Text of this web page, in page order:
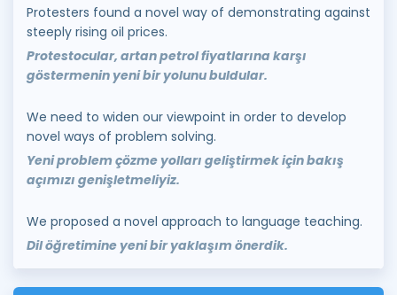
Protesters found a novel way of demonstrating against
steeply rising oil prices.
Protestocular, artan petrol fiyatlarına karşı
göstermenin yeni bir yolunu buldular.
We need to widen our viewpoint in order to develop
novel ways of problem solving.
Yeni problem çözme yolları geliştirmek için bakış
açımızı genişletmeliyiz.
We proposed a novel approach to language teaching.
Dil öğretimine yeni bir yaklaşım önerdik.